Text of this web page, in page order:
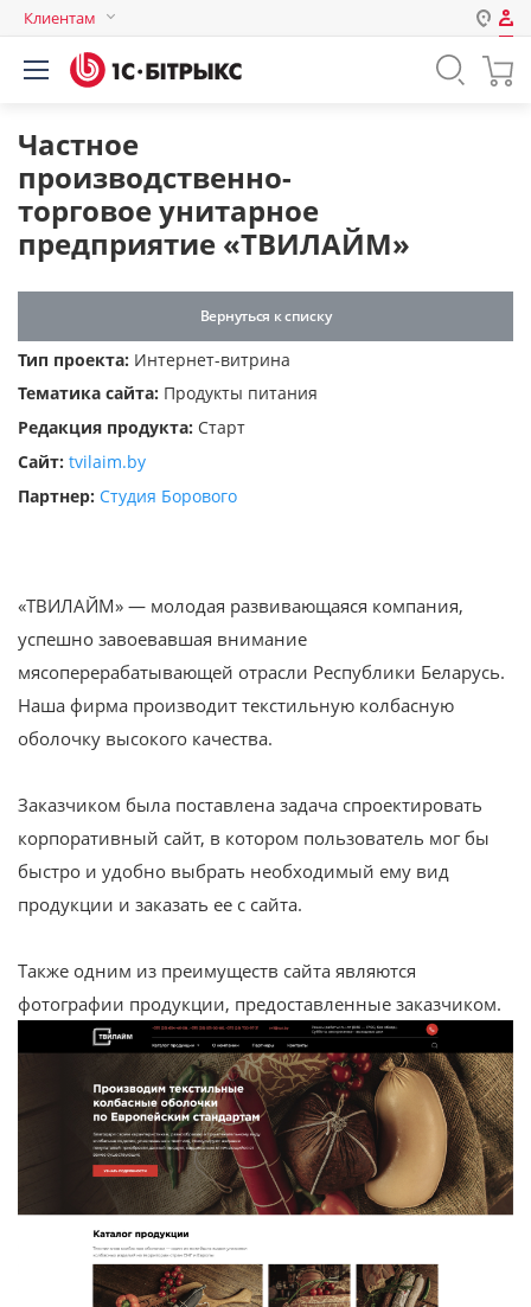
Клиентам
Авторизация
Логин
Запомнить меня на этом
компьютере
Забыли свой пароль?
Частное
производственно-
торговое унитарное
предприятие «ТВИЛАЙМ»
Вернуться к списку
Тип проекта: Интернет-витрина
Тематика сайта: Продукты питания
Редакция продукта: Старт
Сайт: tvilaim.by
Партнер: Студия Борового
«ТВИЛАЙМ» — молодая развивающаяся компания,
успешно завоевавшая внимание
мясоперерабатывающей отрасли Республики Беларусь.
Наша фирма производит текстильную колбасную
оболочку высокого качества.
Заказчиком была поставлена задача спроектировать
корпоративный сайт, в котором пользователь мог бы
быстро и удобно выбрать необходимый ему вид
продукции и заказать ее с сайта.
Также одним из преимуществ сайта являются
фотографии продукции, предоставленные заказчиком.